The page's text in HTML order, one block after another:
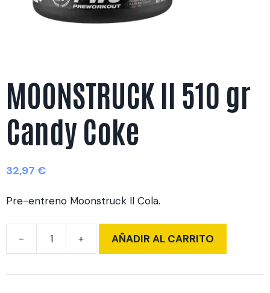
MOONSTRUCK II 510 gr
Candy Coke
32,97 €
Pre-entreno Moonstruck II Cola.
MOONSTRUCK
510
AÑADIR AL CARRITO